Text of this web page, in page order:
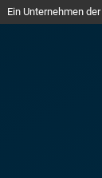
Ein Unternehmen der